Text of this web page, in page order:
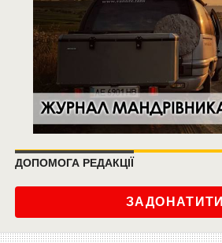
ДОПОМОГА РЕДАКЦІЇ
ЗАДОНАТИТИ